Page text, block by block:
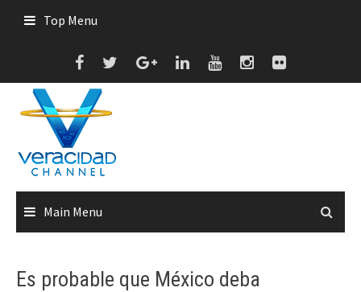
Top Menu
Main Menu
Es probable que México deba